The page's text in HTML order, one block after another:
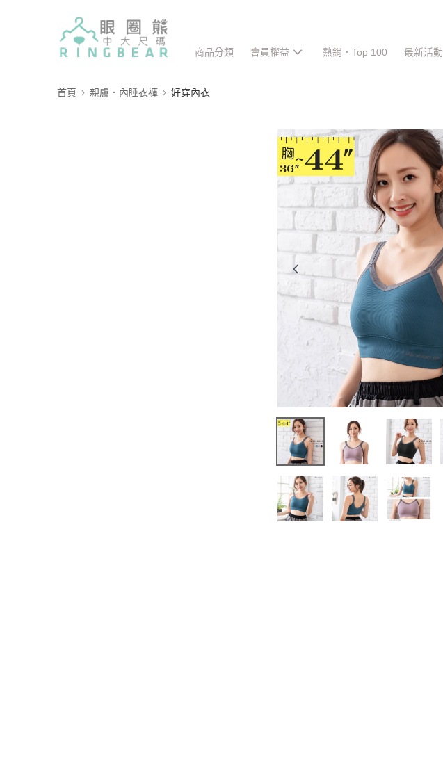
商品分類 會員權益 熱銷．Top 100 最新活動
首頁 親膚．內睡衣褲 好穿內衣